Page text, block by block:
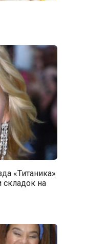
«Титаника»
складок на